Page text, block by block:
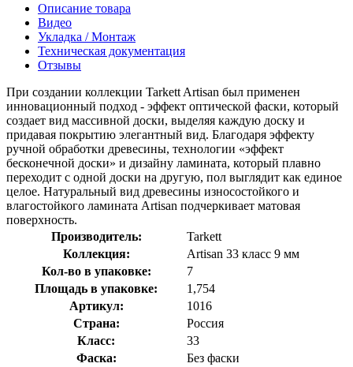
Описание товара
Видео
Укладка / Монтаж
Техническая документация
Отзывы
При создании коллекции Tarkett Artisan был применен
инновационный подход - эффект оптической фаски, который
создает вид массивной доски, выделяя каждую доску и
придавая покрытию элегантный вид. Благодаря эффекту
ручной обработки древесины, технологии «эффект
бесконечной доски» и дизайну ламината, который плавно
переходит с одной доски на другую, пол выглядит как единое
целое. Натуральный вид древесины износостойкого и
влагостойкого ламината Artisan подчеркивает матовая
поверхность.
Производитель:
Tarkett
Коллекция:
Artisan 33 класс 9 мм
Кол-во в упаковке:
7
Площадь в упаковке:
1,754
Артикул:
1016
Страна:
Россия
Класс:
33
Фаска:
Без фаски